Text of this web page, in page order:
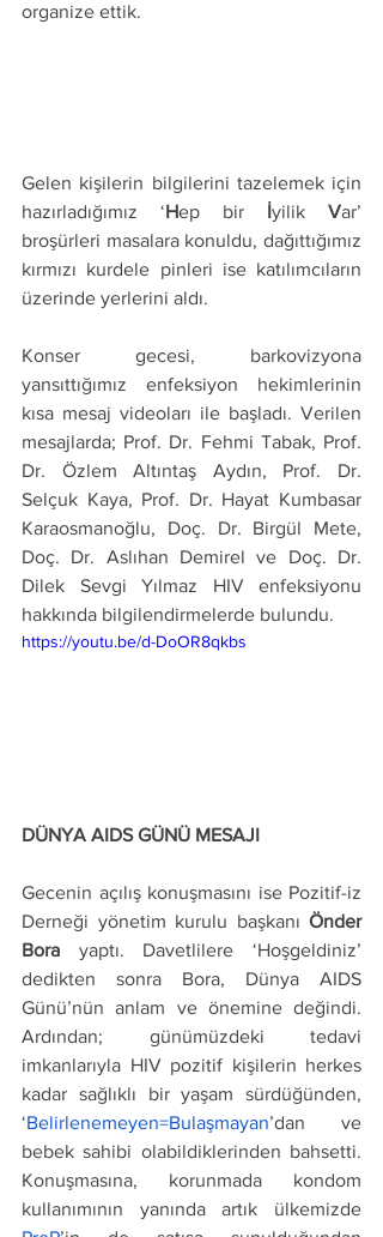
organize ettik.
Gelen kişilerin bilgilerini tazelemek için
hazırladığımız ‘Hep bir İyilik Var’
broşürleri masalara konuldu, dağıttığımız
kırmızı kurdele pinleri ise katılımcıların
üzerinde yerlerini aldı.
Konser gecesi, barkovizyona
yansıttığımız enfeksiyon hekimlerinin
kısa mesaj videoları ile başladı. Verilen
mesajlarda; Prof. Dr. Fehmi Tabak, Prof.
Dr. Özlem Altıntaş Aydın, Prof. Dr.
Selçuk Kaya, Prof. Dr. Hayat Kumbasar
Karaosmanoğlu, Doç. Dr. Birgül Mete,
Doç. Dr. Aslıhan Demirel ve Doç. Dr.
Dilek Sevgi Yılmaz HIV enfeksiyonu
hakkında bilgilendirmelerde bulundu.
https://youtu.be/d-DoOR8qkbs
DÜNYA AIDS GÜNÜ MESAJI
Gecenin açılış konuşmasını ise Pozitif-iz
Derneği yönetim kurulu başkanı Önder
Bora yaptı. Davetlilere ‘Hoşgeldiniz’
dedikten sonra Bora, Dünya AIDS
Günü’nün anlam ve önemine değindi.
Ardından; günümüzdeki tedavi
imkanlarıyla HIV pozitif kişilerin herkes
kadar sağlıklı bir yaşam sürdüğünden,
‘Belirlenemeyen=Bulaşmayan’dan ve
bebek sahibi olabildiklerinden bahsetti.
Konuşmasına, korunmada kondom